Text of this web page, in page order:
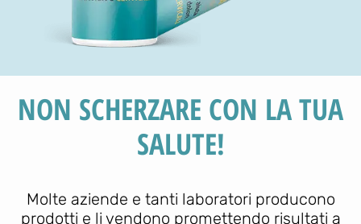
NON SCHERZARE CON LA TUA
SALUTE!
Molte aziende e tanti laboratori producono
prodotti e li vendono promettendo risultati a